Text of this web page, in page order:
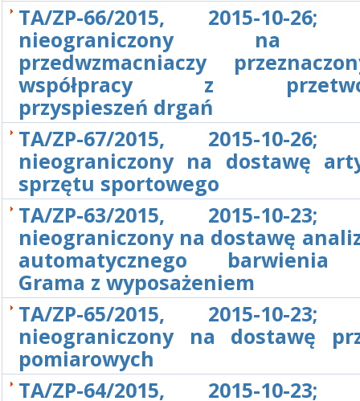
TA/ZP-66/2015, 2015-10-26;
nieograniczony na
przedwzmacniaczy
współpracy z
przyspieszeń drgań
TA/ZP-67/2015, 2015-10-26;
nieograniczony na dostawę
sprzętu sportowego
TA/ZP-63/2015, 2015-10-23;
nieograniczony na dostawę
automatycznego barwienia
Grama z wyposażeniem
TA/ZP-65/2015, 2015-10-23;
nieograniczony na dostawę
pomiarowych
TA/ZP-64/2015, 2015-10-23;